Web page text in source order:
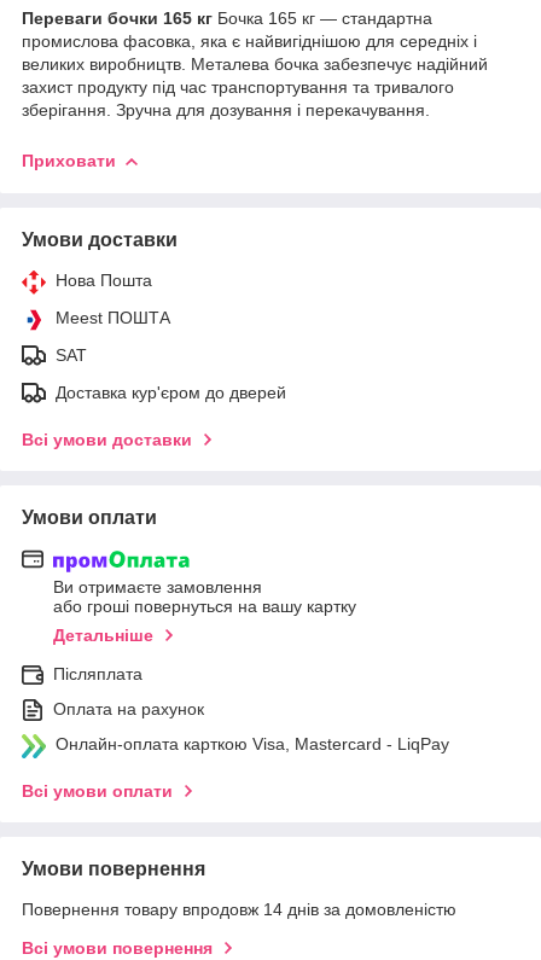
Переваги бочки 165 кг Бочка 165 кг — стандартна
промислова фасовка, яка є найвигіднішою для середніх і
великих виробництв. Металева бочка забезпечує надійний
захист продукту під час транспортування та тривалого
зберігання. Зручна для дозування і перекачування.
Приховати
Умови доставки
Нова Пошта
Meest ПОШТА
SAT
Доставка кур'єром до дверей
Всі умови доставки
Умови оплати
Ви отримаєте замовлення
або гроші повернуться на вашу картку
Детальніше
Післяплата
Оплата на рахунок
Онлайн-оплата карткою Visa, Mastercard - LiqPay
Всі умови оплати
Умови повернення
Повернення товару впродовж 14 днів за домовленістю
Всі умови повернення